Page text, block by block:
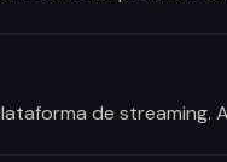
de